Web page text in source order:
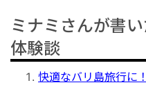
ミナミさんが書
体験談
快適なバリ島旅行に
送迎
ガポール